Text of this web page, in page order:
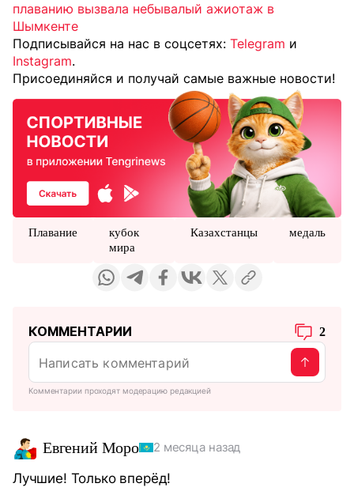
плаванию вызвала небывалый ажиотаж в
Шымкенте
Подписывайся на нас в соцсетях: Telegram и
Instagram.
Присоединяйся и получай самые важные новости!
Плавание
кубок
мира
Казахстанцы медаль
КОММЕНТАРИИ 2
Комментарии проходят модерацию редакцией
Евгений Моро 2 месяца назад
Лучшие! Только вперёд!